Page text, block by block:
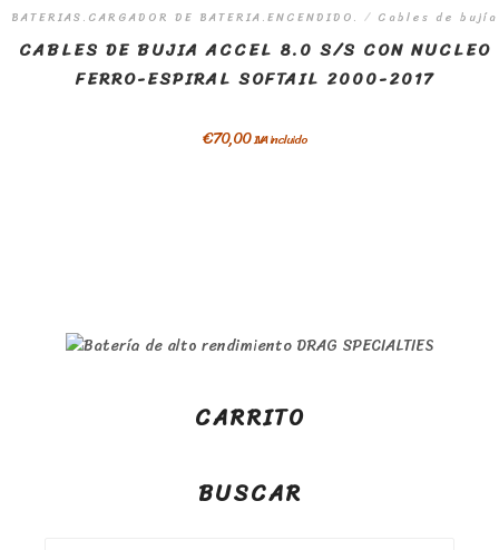
BATERIAS.CARGADOR DE BATERIA.ENCENDIDO. / Cables de bujía
CABLES DE BUJIA ACCEL 8.0 S/S CON NUCLEO
FERRO-ESPIRAL SOFTAIL 2000-2017
€70,00IVA incluido
CARRITO
BUSCAR